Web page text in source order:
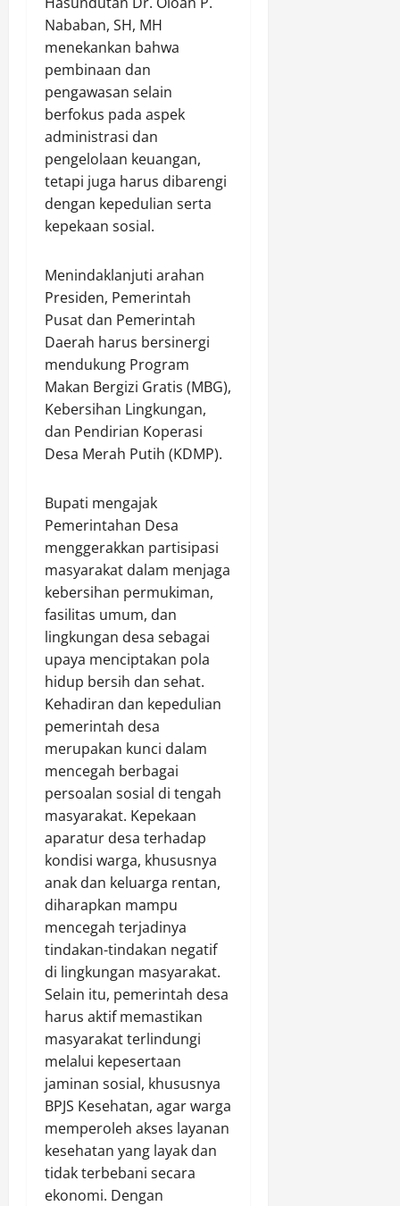
Nababan, SH, MH
menekankan bahwa
pembinaan dan
pengawasan selain
berfokus pada aspek
administrasi dan
pengelolaan keuangan,
tetapi juga harus dibarengi
dengan kepedulian serta
kepekaan sosial.
Menindaklanjuti arahan
Presiden, Pemerintah
Pusat dan Pemerintah
Daerah harus bersinergi
mendukung Program
Makan Bergizi Gratis (MBG),
Kebersihan Lingkungan,
dan Pendirian Koperasi
Desa Merah Putih (KDMP).
Bupati mengajak
Pemerintahan Desa
menggerakkan partisipasi
masyarakat dalam menjaga
kebersihan permukiman,
fasilitas umum, dan
lingkungan desa sebagai
upaya menciptakan pola
hidup bersih dan sehat.
Kehadiran dan kepedulian
pemerintah desa
merupakan kunci dalam
mencegah berbagai
persoalan sosial di tengah
masyarakat. Kepekaan
aparatur desa terhadap
kondisi warga, khususnya
anak dan keluarga rentan,
diharapkan mampu
mencegah terjadinya
tindakan-tindakan negatif
di lingkungan masyarakat.
Selain itu, pemerintah desa
harus aktif memastikan
masyarakat terlindungi
melalui kepesertaan
jaminan sosial, khususnya
BPJS Kesehatan, agar warga
memperoleh akses layanan
kesehatan yang layak dan
tidak terbebani secara
ekonomi. Dengan